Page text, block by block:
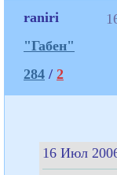
raniri
"Габен"
284 / 2
16 Июл